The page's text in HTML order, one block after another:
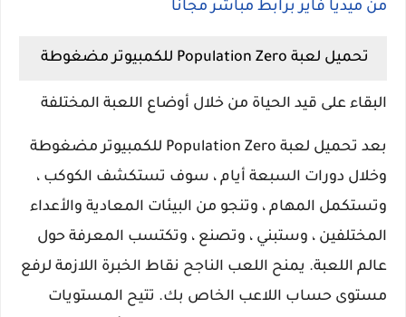
من ميديا فاير برابط مباشر مجانا
تحميل لعبة Population Zero للكمبيوتر مضغوطة
البقاء على قيد الحياة من خلال أوضاع اللعبة المختلفة
بعد تحميل لعبة Population Zero للكمبيوتر مضغوطة
وخلال دورات السبعة أيام ، سوف تستكشف الكوكب ،
وتستكمل المهام ، وتنجو من البيئات المعادية والأعداء
المختلفين ، وستبني ، وتصنع ، وتكتسب المعرفة حول
عالم اللعبة. يمنح اللعب الناجح نقاط الخبرة اللازمة لرفع
مستوى حساب اللاعب الخاص بك. تتيح المستويات